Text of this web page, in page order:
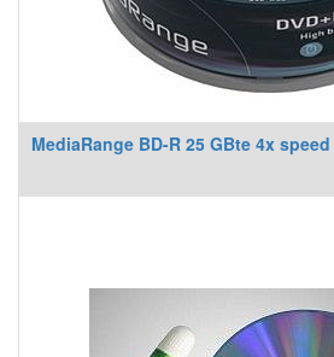
MediaRange BD-R 25 GBte 4x speed